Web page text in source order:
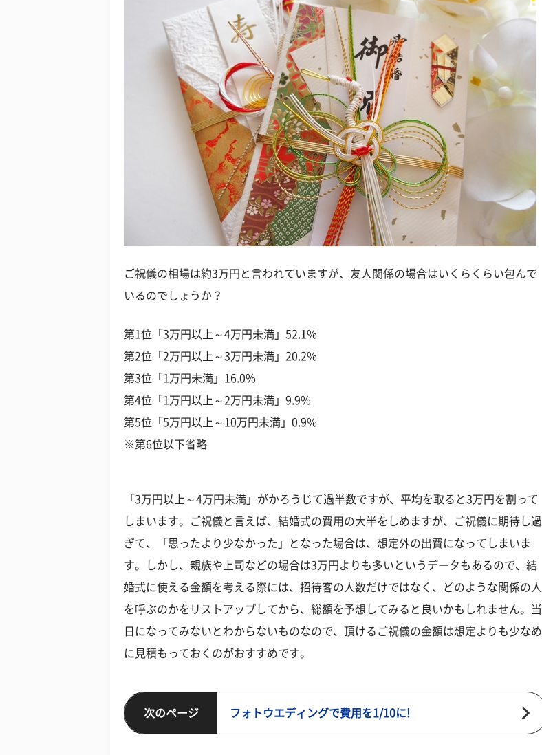
ご祝儀の相場は約3万円と言われていますが、友人関係の場合はいくらくらい包んで
いるのでしょうか？
第1位「3万円以上～4万円未満」52.1%
第2位「2万円以上～3万円未満」20.2%
第3位「1万円未満」16.0%
第4位「1万円以上～2万円未満」9.9%
第5位「5万円以上～10万円未満」0.9%
※第6位以下省略
「3万円以上～4万円未満」がかろうじて過半数ですが、平均を取ると3万円を割って
しまいます。ご祝儀と言えば、結婚式の費用の大半をしめますが、ご祝儀に期待し過
ぎて、「思ったより少なかった」となった場合は、想定外の出費になってしまいま
す。しかし、親族や上司などの場合は3万円よりも多いというデータもあるので、結
婚式に使える金額を考える際には、招待客の人数だけではなく、どのような関係の人
を呼ぶのかをリストアップしてから、総額を予想してみると良いかもしれません。当
日になってみないとわからないものなので、頂けるご祝儀の金額は想定よりも少なめ
に見積もっておくのがおすすめです。
次のページ フォトウエディングで費用を1/10に!